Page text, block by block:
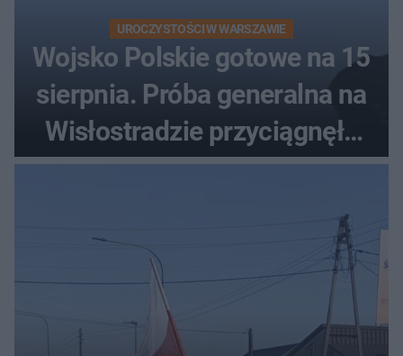
UROCZYSTOŚCI W WARSZAWIE
Wojsko Polskie gotowe na 15
sierpnia. Próba generalna na
Wisłostradzie przyciągnęła
tłumy